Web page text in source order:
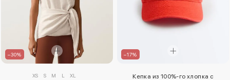
–30%
XS S M L XL
–17%
Кепка из 100%-го хлопка с